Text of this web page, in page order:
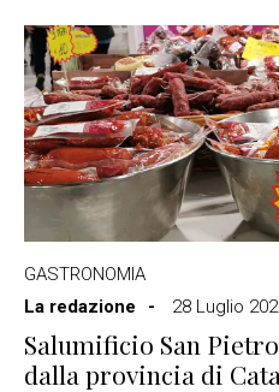
GASTRONOMIA
La redazione
28 Luglio
Salumificio San
dalla provincia di